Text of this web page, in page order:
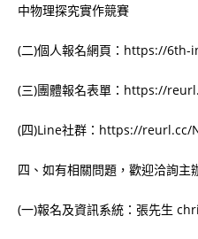
中物理探究實作競賽
(二)個人報名網頁：https://
(三)團體報名表單：https://
(四)Line社群：https://reurl.cc/
四、如有相關問題，歡迎洽詢主
(一)報名及資訊系統：張先生